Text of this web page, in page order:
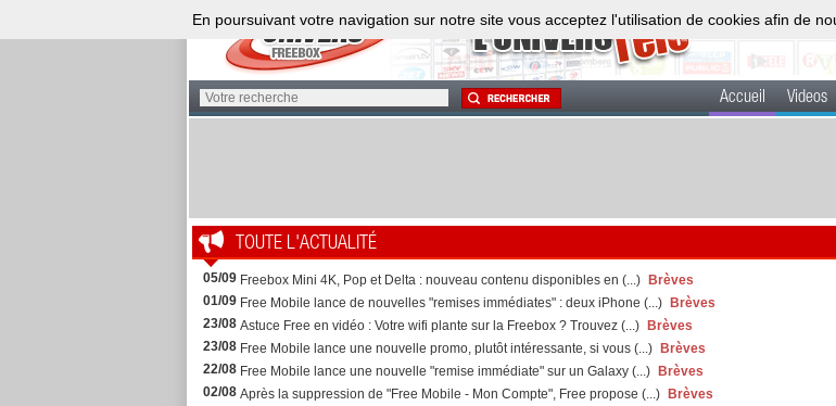
Accueil Videos
TOUTE L'ACTUALITÉ
05/09 Freebox Mini 4K, Pop et Delta : nouveau contenu disponibles en (...)
Brèves
01/09 Free Mobile lance de nouvelles "remises immédiates" : deux iPhone (...)
Brèves
23/08 Astuce Free en vidéo : Votre wifi plante sur la Freebox ? Trouvez (...)
Brèves
23/08 Free Mobile lance une nouvelle promo, plutôt intéressante, si vous (...)
Brèves
22/08 Free Mobile lance une nouvelle "remise immédiate" sur un Galaxy (...)
Brèves
02/08 Après la suppression de "Free Mobile - Mon Compte", Free propose (...)
Brèves
En poursuivant votre navigation sur notre site vous acceptez l'utilisation de cookies afin de